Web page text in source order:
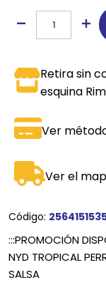
Retira sin
esquina
Ver
Ver el
Código:
:::PROMOCIÓN
NYD TROPICAL
SALSA